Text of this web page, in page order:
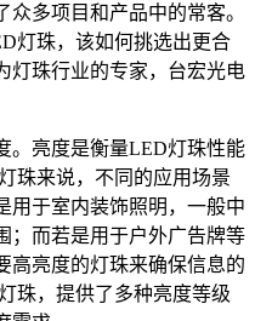
多项目和产品中的常客。
灯珠，该如何挑选出更合
灯珠行业的专家，台宏光电
。亮度是衡量LED灯珠性能
珠来说，不同的应用场景
用于室内装饰照明，一般中
；而若是用于户外广告牌等
高亮度的灯珠来确保信息的
珠，提供了多种亮度等级